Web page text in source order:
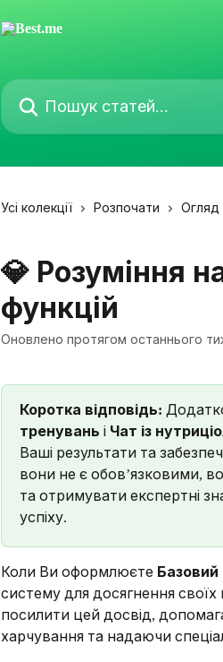
Пошук статей...
Усі колекції Розпочати Огляд
💎 Розуміння
функцій
Оновлено протягом останнього
Коротка відповідь:
тренувань і Чат із
Ваші результати та
вони не є обов’язковими,
та отримувати експертні
успіху.
Коли Ви оформлюєте Базовий
систему для досягнення своїх
посилити цей досвід,
харчування та надаючи